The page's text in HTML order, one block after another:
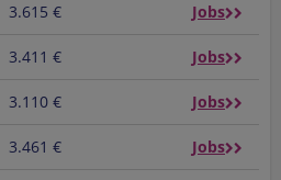
3.615 € Jobs
3.411 € Jobs
3.110 € Jobs
3.461 € Jobs